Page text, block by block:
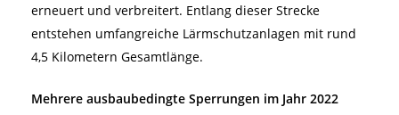
erneuert und verbreitert. Entlang dieser Strecke
entstehen umfangreiche Lärmschutzanlagen mit rund
4,5 Kilometern Gesamtlänge.
Mehrere ausbaubedingte Sperrungen im Jahr 2022